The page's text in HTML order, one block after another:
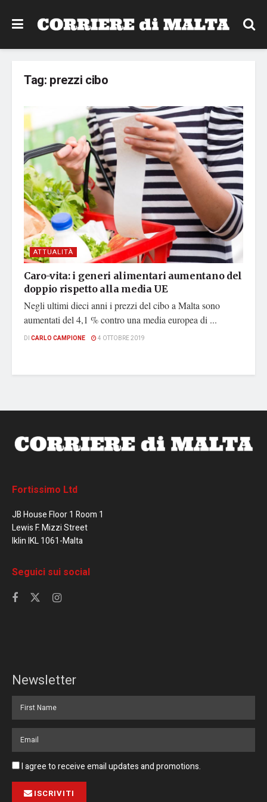
Tag: prezzi cibo
ATTUALITÀ
Caro-vita: i generi alimentari aumentano del
doppio rispetto alla media UE
Negli ultimi dieci anni i prezzi del cibo a Malta sono
aumentati del 4,1 % contro una media europea di ...
DI CARLO CAMPIONE 4 OTTOBRE 2019
Fortissimo Ltd
JB House Floor 1 Room 1
Lewis F. Mizzi Street
Iklin IKL 1061-Malta
Seguici sui social
Newsletter
I agree to receive email updates and promotions.
ISCRIVITI